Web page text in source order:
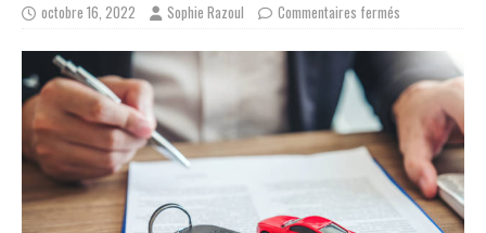
octobre 16, 2022 Sophie Razoul Commentaires fermés